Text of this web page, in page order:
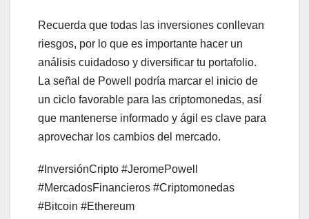
Recuerda que todas las inversiones conllevan
riesgos, por lo que es importante hacer un
análisis cuidadoso y diversificar tu portafolio.
La señal de Powell podría marcar el inicio de
un ciclo favorable para las criptomonedas, así
que mantenerse informado y ágil es clave para
aprovechar los cambios del mercado.
#InversiónCripto #JeromePowell
#MercadosFinancieros #Criptomonedas
#Bitcoin #Ethereum